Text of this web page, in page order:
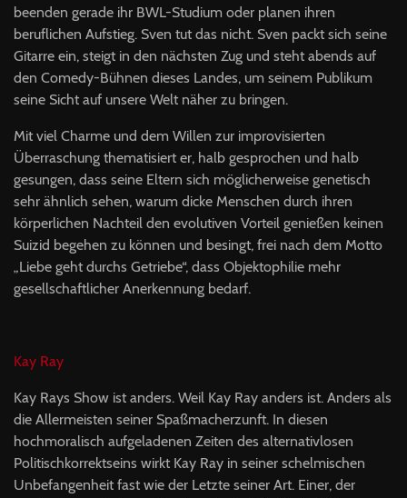
beenden gerade ihr BWL-Studium oder planen ihren
beruflichen Aufstieg. Sven tut das nicht. Sven packt sich seine
Gitarre ein, steigt in den nächsten Zug und steht abends auf
den Comedy-Bühnen dieses Landes, um seinem Publikum
seine Sicht auf unsere Welt näher zu bringen.
Mit viel Charme und dem Willen zur improvisierten
Überraschung thematisiert er, halb gesprochen und halb
gesungen, dass seine Eltern sich möglicherweise genetisch
sehr ähnlich sehen, warum dicke Menschen durch ihren
körperlichen Nachteil den evolutiven Vorteil genießen keinen
Suizid begehen zu können und besingt, frei nach dem Motto
„Liebe geht durchs Getriebe“, dass Objektophilie mehr
gesellschaftlicher Anerkennung bedarf.
Kay Ray
Kay Rays Show ist anders. Weil Kay Ray anders ist. Anders als
die Allermeisten seiner Spaßmacherzunft. In diesen
hochmoralisch aufgeladenen Zeiten des alternativlosen
Politischkorrektseins wirkt Kay Ray in seiner schelmischen
Unbefangenheit fast wie der Letzte seiner Art. Einer, der